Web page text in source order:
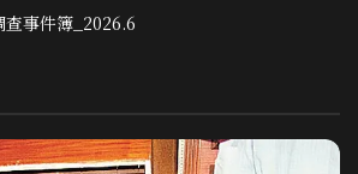
查事件簿_2026.6